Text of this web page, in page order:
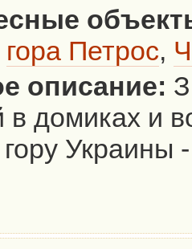
гора Петрос,
описание:
в домиках и
Украины